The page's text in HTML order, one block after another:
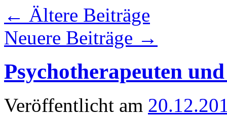
← Ältere Beiträge
Neuere Beiträge →
Psychotherapeuten
Veröffentlicht am